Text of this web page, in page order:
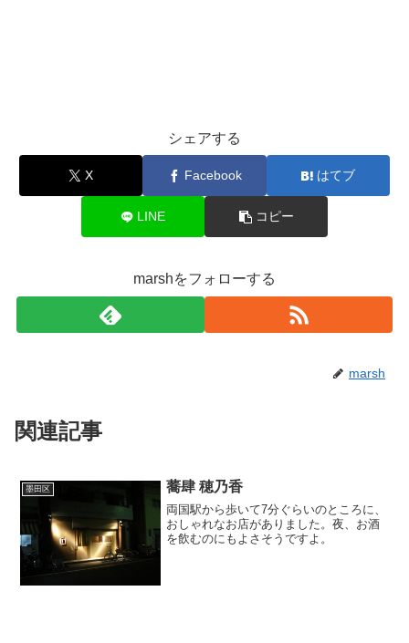
シェアする
X Facebook はてブ
LINE コピー
marshをフォローする
marsh
関連記事
墨田区 蕎肆 穂乃香
両国駅から歩いて7分ぐらいのところに、
おしゃれなお店がありました。夜、お酒
を飲むのにもよさそうですよ。